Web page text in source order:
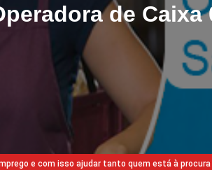
de Caixa
e com isso ajudar tanto quem está à